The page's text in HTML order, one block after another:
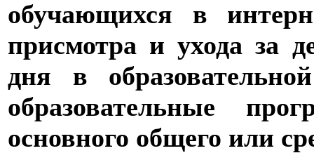
обучающихся в
присмотра и ухода за
дня в
образовательные
основного общего или